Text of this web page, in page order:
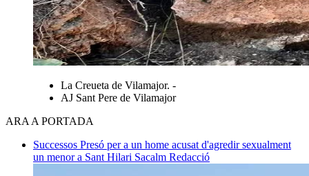
La Creueta de Vilamajor. -
AJ Sant Pere de Vilamajor
ARA A PORTADA
Successos Presó per a un home acusat d'agredir sexualment
un menor a Sant Hilari Sacalm Redacció